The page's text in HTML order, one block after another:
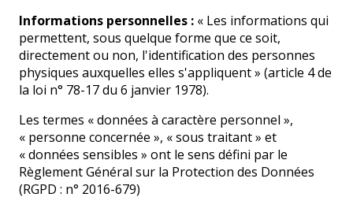
Informations personnelles : « Les informations qui
permettent, sous quelque forme que ce soit,
directement ou non, l'identification des personnes
physiques auxquelles elles s'appliquent » (article 4 de
la loi n° 78-17 du 6 janvier 1978).
Les termes « données à caractère personnel »,
« personne concernée », « sous traitant » et
« données sensibles » ont le sens défini par le
Règlement Général sur la Protection des Données
(RGPD : n° 2016-679)